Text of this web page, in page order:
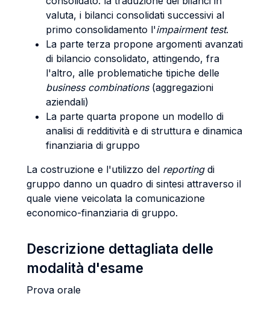
valuta, i bilanci consolidati successivi al
primo consolidamento l'impairment test.
La parte terza propone argomenti avanzati
di bilancio consolidato, attingendo, fra
l'altro, alle problematiche tipiche delle
business combinations (aggregazioni
aziendali)
La parte quarta propone un modello di
analisi di redditività e di struttura e dinamica
finanziaria di gruppo
La costruzione e l'utilizzo del reporting di
gruppo danno un quadro di sintesi attraverso il
quale viene veicolata la comunicazione
economico-finanziaria di gruppo.
Descrizione dettagliata delle
modalità d'esame
Prova orale